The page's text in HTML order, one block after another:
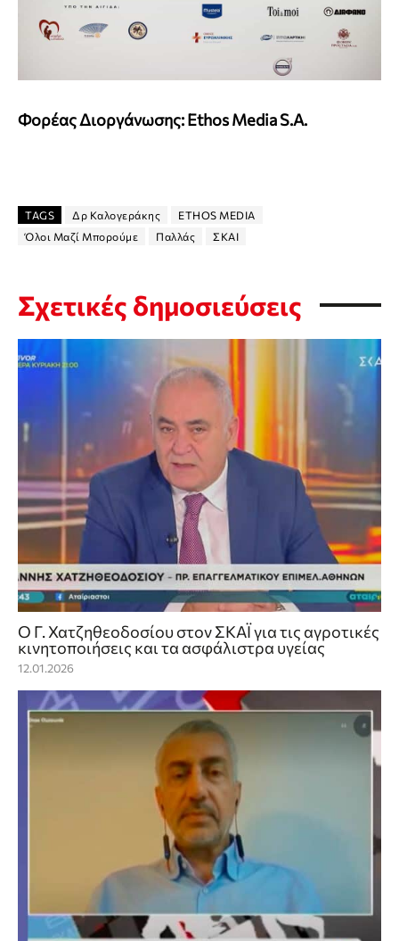
Φορέας Διοργάνωσης:EthosMediaS.A.
TAGS Δρ Καλογεράκης
ΕTHOS MEDIA
Όλοι Μαζί Μπορούμε
Παλλάς ΣΚΑΙ
Σχετικές δημοσιεύσεις
Ο Γ. Χατζηθεοδοσίου στον ΣΚΑΪ για τις αγροτικές
κινητοποιήσεις και τα ασφάλιστρα υγείας
12.01.2026